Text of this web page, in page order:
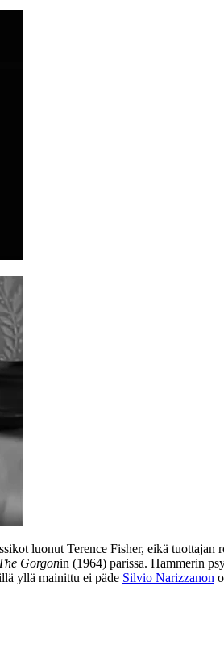
luonut Terence Fisher, eikä tuottajan
Gorgonin (1964) parissa. Hammerin
yllä mainittu ei päde Silvio Narizzanon